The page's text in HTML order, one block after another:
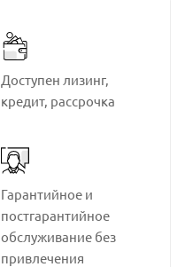
Доступен лизинг,
кредит, рассрочка
Гарантийное и
постгарантийное
обслуживание без
привлечения